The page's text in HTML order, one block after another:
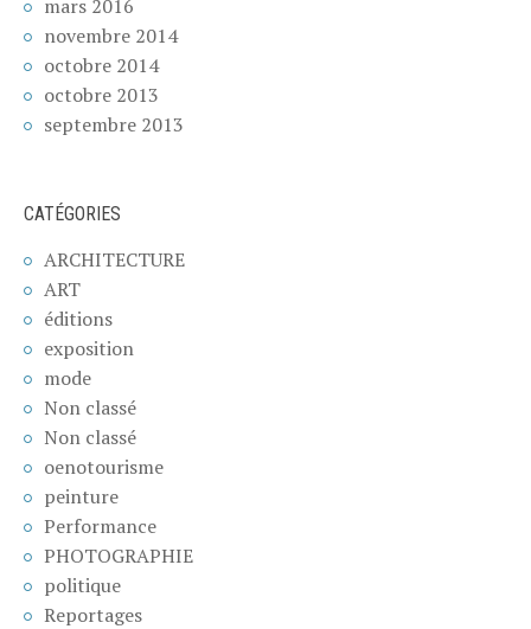
mars 2016
novembre 2014
octobre 2014
octobre 2013
septembre 2013
CATÉGORIES
ARCHITECTURE
ART
éditions
exposition
mode
Non classé
Non classé
oenotourisme
peinture
Performance
PHOTOGRAPHIE
politique
Reportages